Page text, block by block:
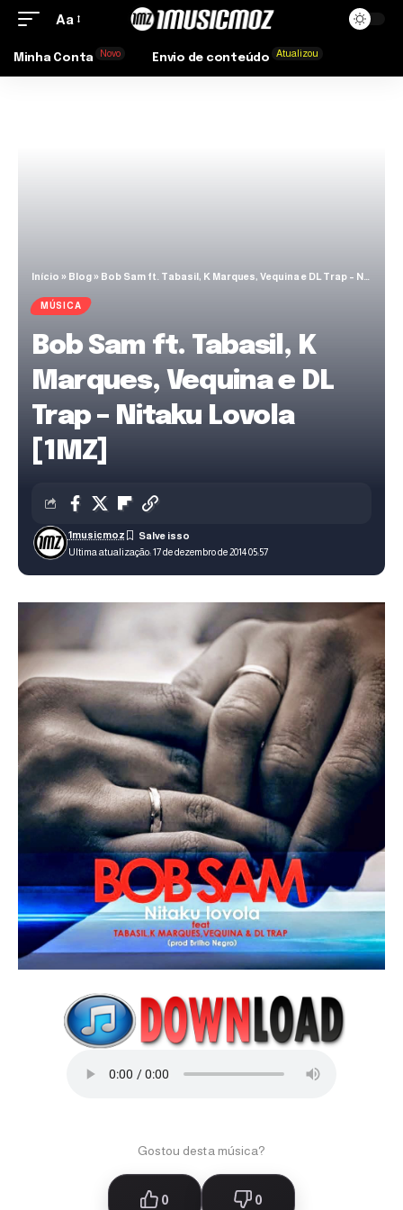
Aa
Minha Conta Novo Envio de conteúdo Atualizou
Início » Blog» Bob Sam ft. Tabasil, K Marques, Vequina e DL Trap – Nitaku Lovola [1MZ]
MÚSICA
Bob Sam ft. Tabasil, K
Marques, Vequina e DL
Trap – Nitaku Lovola
[1MZ]
Ultima atualização: 17 de dezembro de 2014 05:57
1musicmoz
Gostou desta música?
0 0